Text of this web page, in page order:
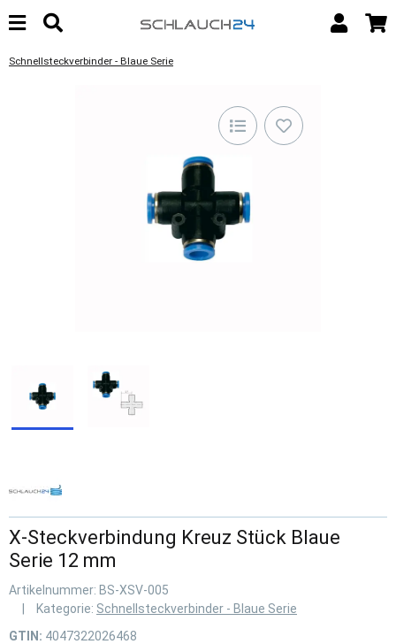
Schnellsteckverbinder - Blaue Serie
X-Steckverbindung Kreuz Stück Blaue
Serie 12 mm
Artikelnummer: BS-XSV-005
Kategorie: Schnellsteckverbinder - Blaue Serie
GTIN: 4047322026468